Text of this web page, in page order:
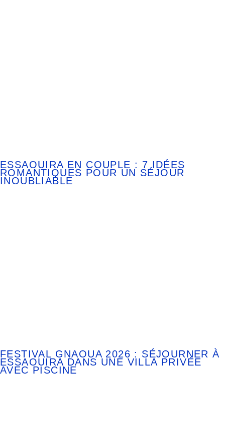
ESSAOUIRA EN COUPLE : 7 IDÉES
ROMANTIQUES POUR UN SÉJOUR
INOUBLIABLE
FESTIVAL GNAOUA 2026 : SÉJOURNER À
ESSAOUIRA DANS UNE VILLA PRIVÉE
AVEC PISCINE